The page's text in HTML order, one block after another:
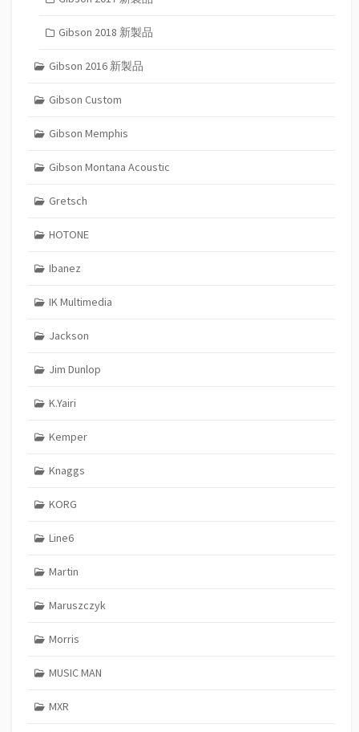
Gibson 2018 新製品
Gibson 2016 新製品
Gibson Custom
Gibson Memphis
Gibson Montana Acoustic
Gretsch
HOTONE
Ibanez
IK Multimedia
Jackson
Jim Dunlop
K.Yairi
Kemper
Knaggs
KORG
Line6
Martin
Maruszczyk
Morris
MUSIC MAN
MXR